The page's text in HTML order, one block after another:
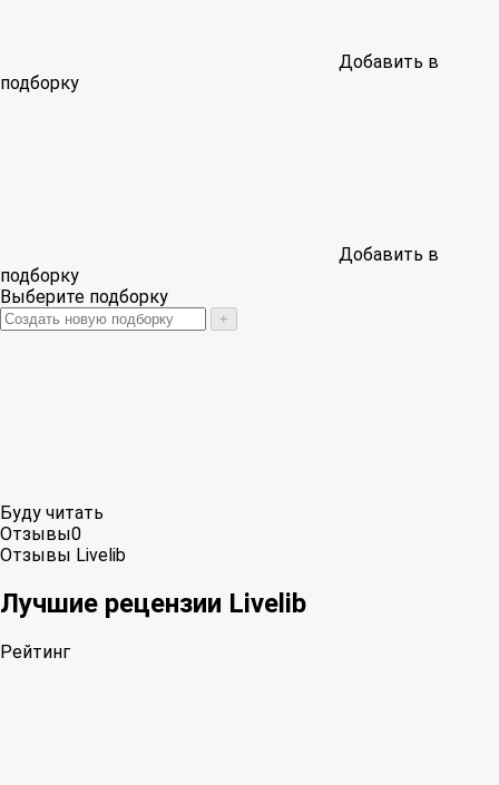
Добавить в
подборку
Добавить в
подборку
Выберите подборку
+
Буду читать
Отзывы0
Отзывы Livelib
Лучшие рецензии Livelib
Рейтинг